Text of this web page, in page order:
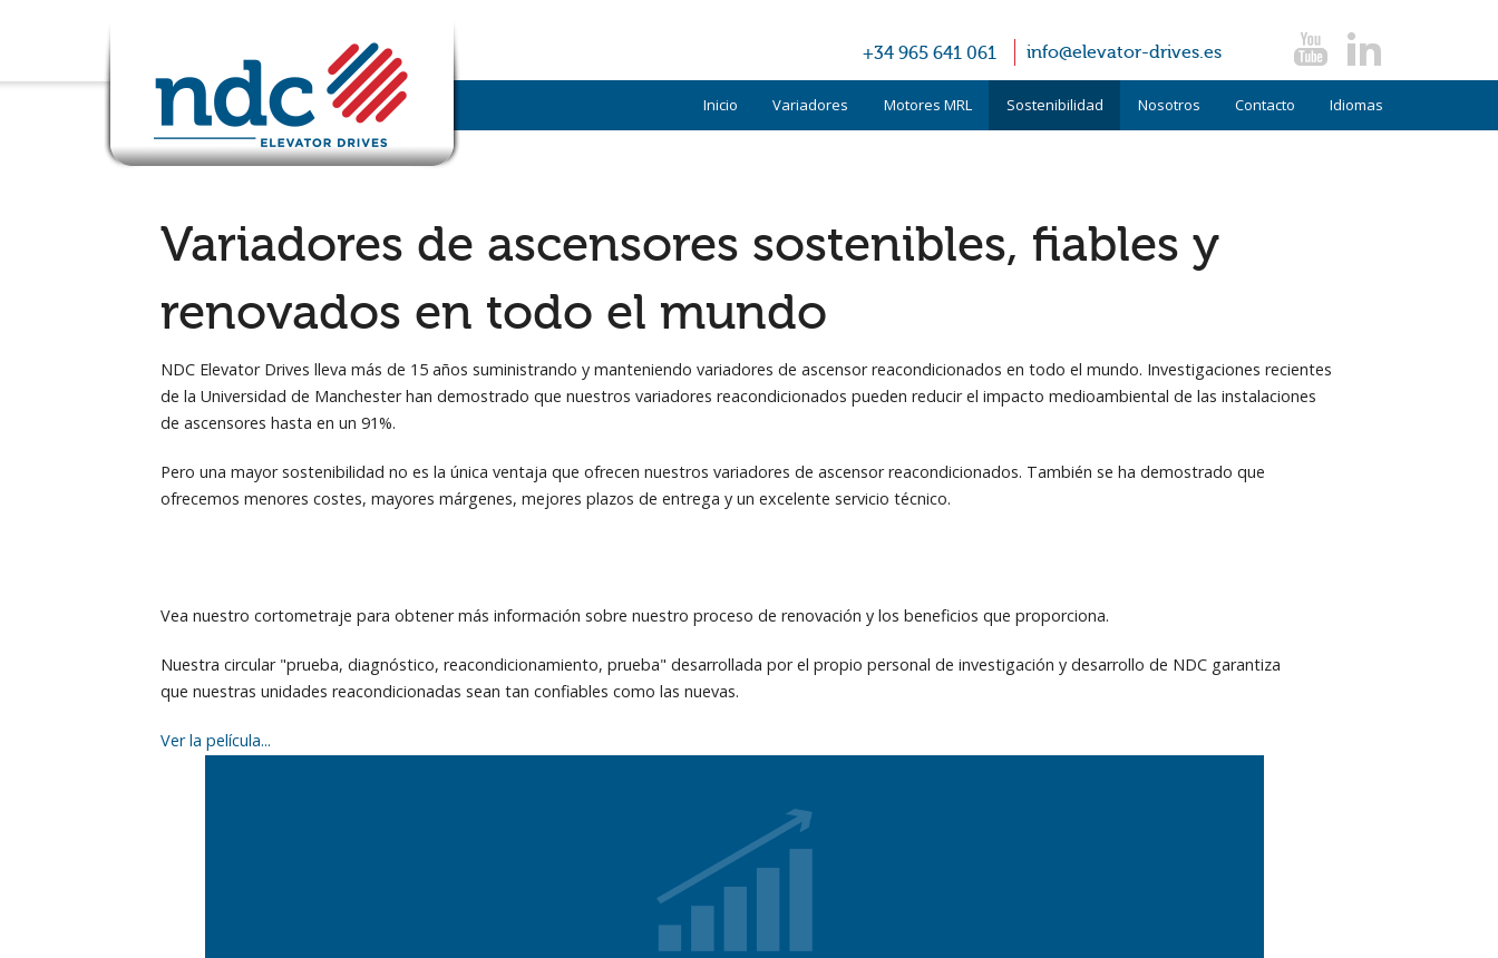
+34 965 641 061 info@elevator-drives.es
Idiomas
Contacto
Nosotros
FAQ
Sostenibilidad
Motores MRL
Variadores
Schindler
TKE
Inicio
Variadores de ascensores sostenibles, fiables y
renovados en todo el mundo
NDC Elevator Drives lleva más de 15 años suministrando y manteniendo variadores de ascensor reacondicionados en todo el mundo. Investigaciones recientes
de la Universidad de Manchester han demostrado que nuestros variadores reacondicionados pueden reducir el impacto medioambiental de las instalaciones
de ascensores hasta en un 91%.
Pero una mayor sostenibilidad no es la única ventaja que ofrecen nuestros variadores de ascensor reacondicionados. También se ha demostrado que
ofrecemos menores costes, mayores márgenes, mejores plazos de entrega y un excelente servicio técnico.
Vea nuestro cortometraje para obtener más información sobre nuestro proceso de renovación y los beneficios que proporciona.
Nuestra circular "prueba, diagnóstico, reacondicionamiento, prueba" desarrollada por el propio personal de investigación y desarrollo de NDC garantiza
que nuestras unidades reacondicionadas sean tan confiables como las nuevas.
Ver la película...